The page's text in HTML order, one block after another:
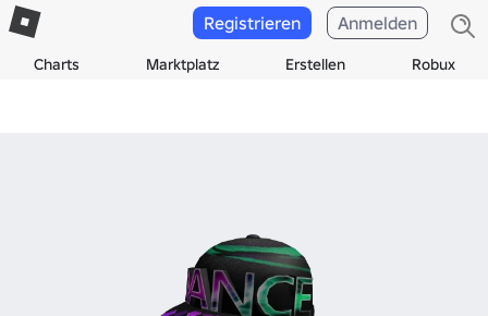
Charts Marktplatz Erstellen Robux
Registrieren Anmelden